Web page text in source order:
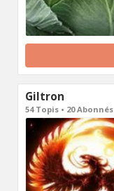
Giltron
54 Topis • 20 Abonnés